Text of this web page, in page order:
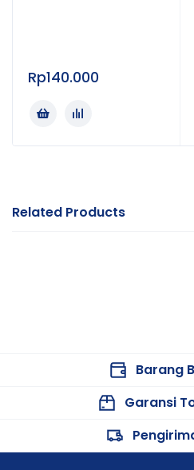
Rp140.000
Related Products
Barang
Garansi